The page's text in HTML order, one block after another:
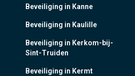
Beveiliging in Kanne
Beveiliging in Kaulille
Beveiliging in Kerkom-bij-
Sint-Truiden
Beveiliging in Kermt